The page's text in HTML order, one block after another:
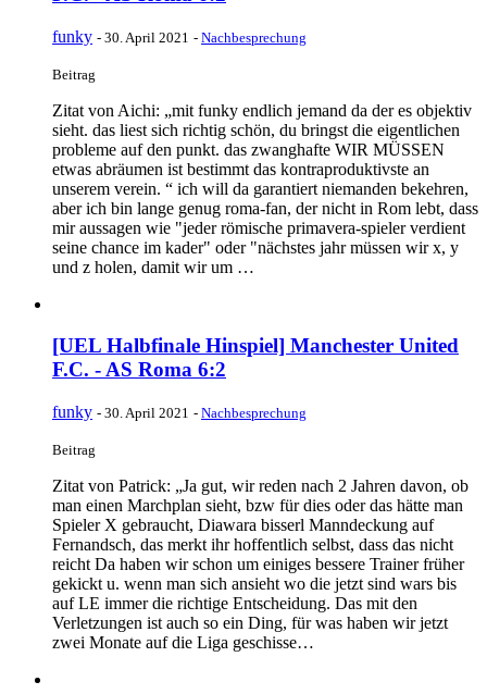
funky - 30. April 2021 - Nachbesprechung
Beitrag
Zitat von Aichi: „mit funky endlich jemand da der es objektiv
sieht. das liest sich richtig schön, du bringst die eigentlichen
probleme auf den punkt. das zwanghafte WIR MÜSSEN
etwas abräumen ist bestimmt das kontraproduktivste an
unserem verein. “ ich will da garantiert niemanden bekehren,
aber ich bin lange genug roma-fan, der nicht in Rom lebt, dass
mir aussagen wie "jeder römische primavera-spieler verdient
seine chance im kader" oder "nächstes jahr müssen wir x, y
und z holen, damit wir um …
[UEL Halbfinale Hinspiel] Manchester United
F.C. - AS Roma 6:2
funky - 30. April 2021 - Nachbesprechung
Beitrag
Zitat von Patrick: „Ja gut, wir reden nach 2 Jahren davon, ob
man einen Marchplan sieht, bzw für dies oder das hätte man
Spieler X gebraucht, Diawara bisserl Manndeckung auf
Fernandsch, das merkt ihr hoffentlich selbst, dass das nicht
reicht Da haben wir schon um einiges bessere Trainer früher
gekickt u. wenn man sich ansieht wo die jetzt sind wars bis
auf LE immer die richtige Entscheidung. Das mit den
Verletzungen ist auch so ein Ding, für was haben wir jetzt
zwei Monate auf die Liga geschisse…